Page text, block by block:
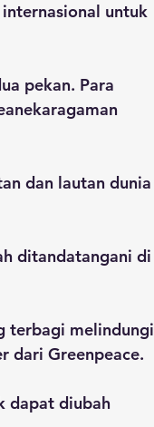
untuk
pekan. Para
dan lautan dunia
ditandatangani di
terbagi melindungi
dari Greenpeace.
dapat diubah